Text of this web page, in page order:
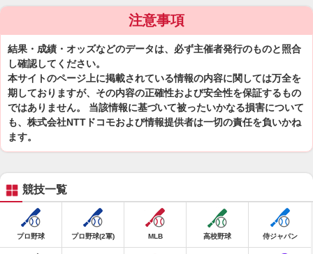
注意事項
結果・成績・オッズなどのデータは、必ず主催者発行のものと照合
し確認してください。
本サイトのページ上に掲載されている情報の内容に関しては万全を
期しておりますが、その内容の正確性および安全性を保証するもの
ではありません。 当該情報に基づいて被ったいかなる損害について
も、株式会社NTTドコモおよび情報提供者は一切の責任を負いかね
ます。
競技一覧
プロ野球 プロ野球(2軍) MLB 高校野球 侍ジャパン